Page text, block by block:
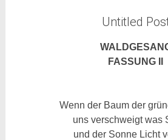
Untitled
FASSUNG II
Wenn der Baum der
uns verschweigt was
und der Sonne Licht